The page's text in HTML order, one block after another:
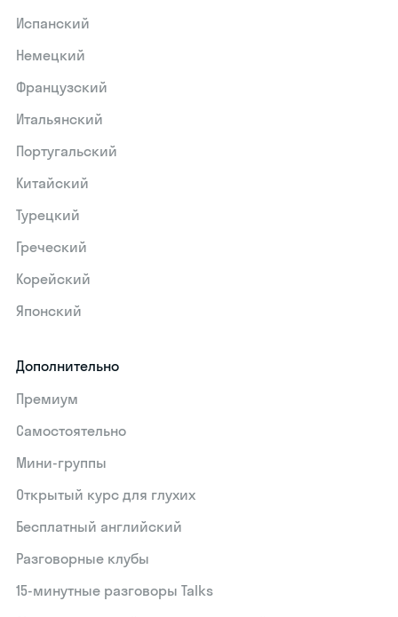
Испанский
Немецкий
Французский
Итальянский
Португальский
Китайский
Турецкий
Греческий
Корейский
Японский
Дополнительно
Премиум
Самостоятельно
Мини-группы
Открытый курс для глухих
Бесплатный английский
Разговорные клубы
15‑минутные разговоры Talks